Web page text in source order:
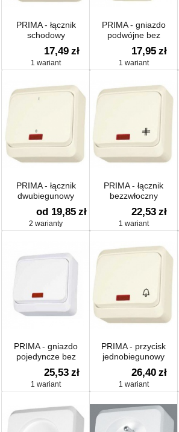
PRIMA - łącznik
schodowy
jednobiegunowy
17,49 zł
1 wariant
PRIMA - gniazdo
podwójne bez
uziemienia
17,95 zł
1 wariant
PRIMA - łącznik
dwubiegunowy
od 19,85 zł
2 warianty
PRIMA - łącznik
bezzwłoczny
22,53 zł
1 wariant
PRIMA - gniazdo
pojedyncze bez
uziemienia - 16 A,
biały
25,53 zł
1 wariant
PRIMA - przycisk
jednobiegunowy
26,40 zł
1 wariant